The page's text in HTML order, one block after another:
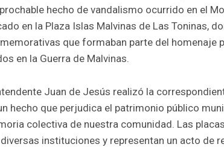
hecho de vandalismo ocurrido en el
en la Plaza Islas Malvinas de Las Toninas,
que formaban parte del homenaje
en la Guerra de Malvinas.
Juan de Jesús realizó la
hecho que perjudica el patrimonio público
colectiva de nuestra comunidad. Las
instituciones y representan un acto de